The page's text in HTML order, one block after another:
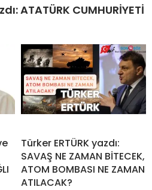
ATATÜRK CUMHURİYETİ
Türker ERTÜRK yazdı:
SAVAŞ NE ZAMAN BİTECEK,
ATOM BOMBASI NE ZAMAN
ATILACAK?